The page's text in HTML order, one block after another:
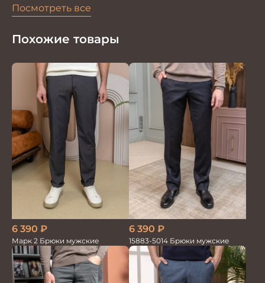
Посмотреть все
Похожие товары
6 390 ₽
Марк 2 Брюки мужские
6 390 ₽
15883-5014 Брюки мужские